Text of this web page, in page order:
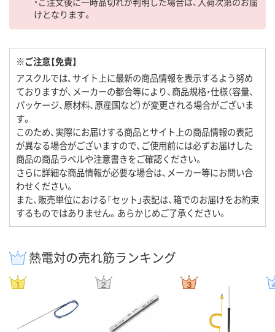
けとなります。
※ご注意【免責】
アスクルでは、サイト上に最新の商品情報を表示するよう努め
ておりますが、メーカーの都合等により、商品規格・仕様（容量、
パッケージ、原材料、原産国など）が変更される場合がございま
す。
このため、実際にお届けする商品とサイト上の商品情報の表記
が異なる場合がございますので、ご使用前には必ずお届けした
商品の商品ラベルや注意書きをご確認ください。
さらに詳細な商品情報が必要な場合は、メーカー等にお問い合
わせください。
また、販売単位における「セット」表記は、箱でのお届けをお約束
するものではありません。あらかじめご了承ください。
熱電対の売れ筋ランキング